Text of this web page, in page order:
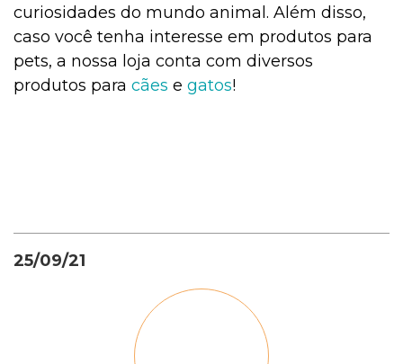
curiosidades do mundo animal. Além disso,
caso você tenha interesse em produtos para
pets, a nossa loja conta com diversos
produtos para cães e gatos!
25/09/21